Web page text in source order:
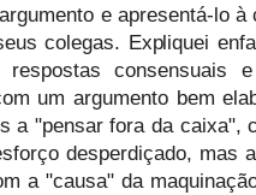
e apresentá-lo
colegas. Expliquei
respostas
um argumento bem
a "pensar fora da caixa",
desperdiçado, mas
a "causa" da